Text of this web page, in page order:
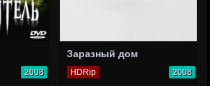
2008
Заразный дом
HDRip 2008